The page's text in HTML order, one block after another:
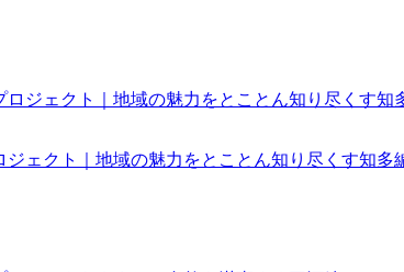
ジェクト｜地域の魅力をとことん知り尽くす知多